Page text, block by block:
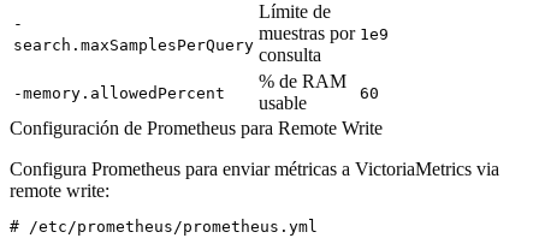
-
search.maxSamplesPerQuery
Límite de
muestras por
consulta
1e9
-memory.allowedPercent
% de RAM
usable
60
Configuración de Prometheus para Remote Write
Configura Prometheus para enviar métricas a VictoriaMetrics via
remote write:
# /etc/prometheus/prometheus.yml